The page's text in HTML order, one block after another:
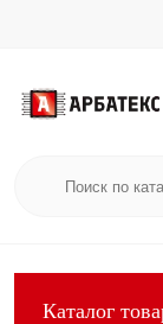
Каталог